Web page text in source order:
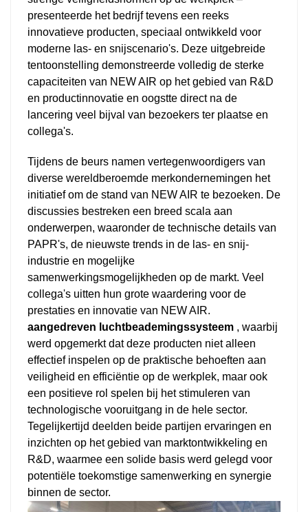
presenteerde het bedrijf tevens een reeks
innovatieve producten, speciaal ontwikkeld voor
moderne las- en snijscenario's. Deze uitgebreide
tentoonstelling demonstreerde volledig de sterke
capaciteiten van NEW AIR op het gebied van R&D
en productinnovatie en oogstte direct na de
lancering veel bijval van bezoekers ter plaatse en
collega's.
Tijdens de beurs namen vertegenwoordigers van
diverse wereldberoemde merkondernemingen het
initiatief om de stand van NEW AIR te bezoeken. De
discussies bestreken een breed scala aan
onderwerpen, waaronder de technische details van
PAPR's, de nieuwste trends in de las- en snij-
industrie en mogelijke
samenwerkingsmogelijkheden op de markt. Veel
collega's uitten hun grote waardering voor de
prestaties en innovatie van NEW AIR.
aangedreven luchtbeademingssysteem , waarbij
werd opgemerkt dat deze producten niet alleen
effectief inspelen op de praktische behoeften aan
veiligheid en efficiëntie op de werkplek, maar ook
een positieve rol spelen bij het stimuleren van
technologische vooruitgang in de hele sector.
Tegelijkertijd deelden beide partijen ervaringen en
inzichten op het gebied van marktontwikkeling en
R&D, waarmee een solide basis werd gelegd voor
potentiële toekomstige samenwerking en synergie
binnen de sector.